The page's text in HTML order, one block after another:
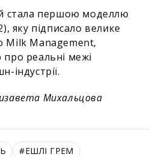
стала першою моделлю
яку підписало велике
Milk Management,
реальні межі
індустрії.
Михальцова
#ЕШЛІ ГРЕМ